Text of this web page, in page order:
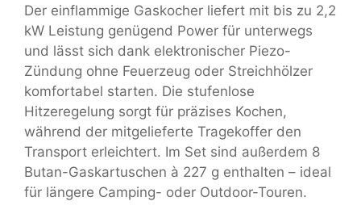
Der einflammige Gaskocher liefert mit bis zu 2,2
kW Leistung genügend Power für unterwegs
und lässt sich dank elektronischer Piezo-
Zündung ohne Feuerzeug oder Streichhölzer
komfortabel starten. Die stufenlose
Hitzeregelung sorgt für präzises Kochen,
während der mitgelieferte Tragekoffer den
Transport erleichtert. Im Set sind außerdem 8
Butan-Gaskartuschen à 227 g enthalten – ideal
für längere Camping- oder Outdoor-Touren.